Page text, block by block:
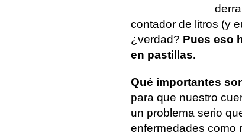
contador de litros (y
¿verdad? Pues eso
en pastillas.
Qué importantes
para que nuestro
un problema serio
enfermedades como